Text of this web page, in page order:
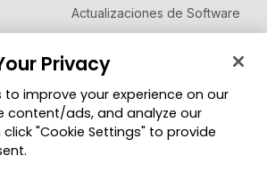
Actualizaciones de Software
Centro de Aprendizaje
Cambiar región
Privacy
to improve your experience on our
content/ads, and analyze our
"Cookie Settings" to provide